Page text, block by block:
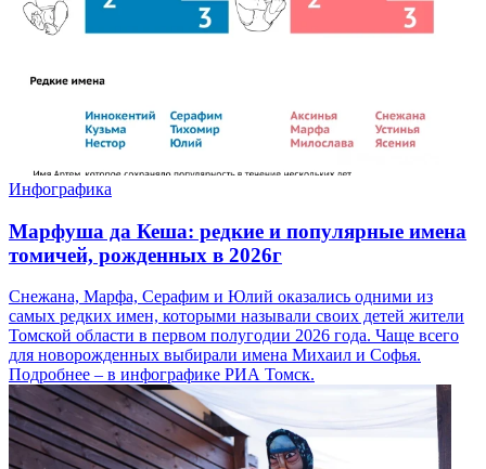
Инфографика
Марфуша да Кеша: редкие и популярные имена
томичей, рожденных в 2026г
Снежана, Марфа, Серафим и Юлий оказались одними из
самых редких имен, которыми называли своих детей жители
Томской области в первом полугодии 2026 года. Чаще всего
для новорожденных выбирали имена Михаил и Софья.
Подробнее – в инфографике РИА Томск.